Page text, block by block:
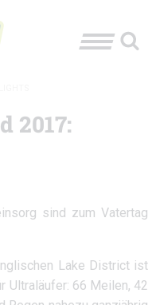
2017:
sind zum Vatertag
Lake District ist
Ultraläufer: 66 Meilen, 42